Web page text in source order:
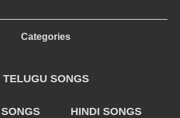
Categories
TELUGU SONGS
HINDI SONGS